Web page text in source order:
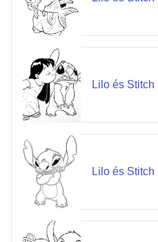
Lilo és Stitch
Lilo és Stitch